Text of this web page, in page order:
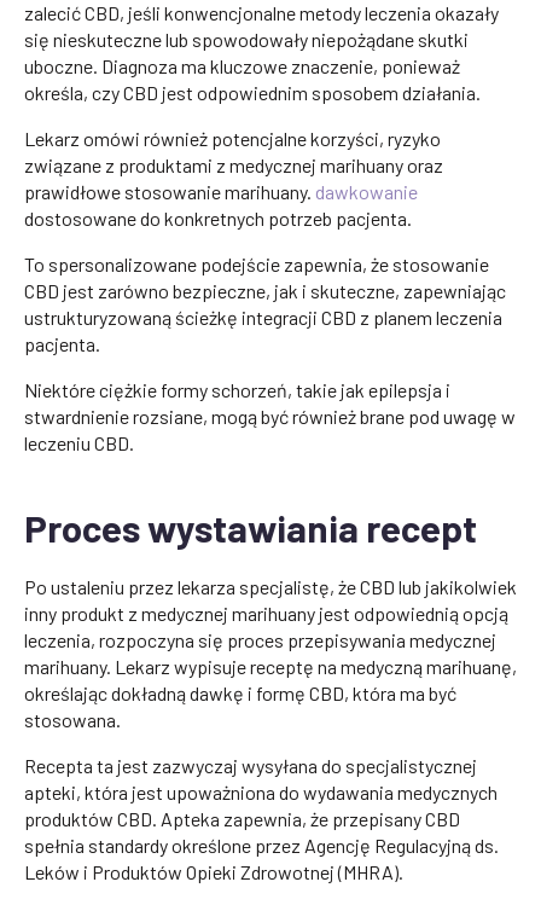
zalecić CBD, jeśli konwencjonalne metody leczenia okazały
się nieskuteczne lub spowodowały niepożądane skutki
uboczne. Diagnoza ma kluczowe znaczenie, ponieważ
określa, czy CBD jest odpowiednim sposobem działania.
Lekarz omówi również potencjalne korzyści, ryzyko
związane z produktami z medycznej marihuany oraz
prawidłowe stosowanie marihuany. dawkowanie
dostosowane do konkretnych potrzeb pacjenta.
To spersonalizowane podejście zapewnia, że stosowanie
CBD jest zarówno bezpieczne, jak i skuteczne, zapewniając
ustrukturyzowaną ścieżkę integracji CBD z planem leczenia
pacjenta.
Niektóre ciężkie formy schorzeń, takie jak epilepsja i
stwardnienie rozsiane, mogą być również brane pod uwagę w
leczeniu CBD.
Proces wystawiania recept
Po ustaleniu przez lekarza specjalistę, że CBD lub jakikolwiek
inny produkt z medycznej marihuany jest odpowiednią opcją
leczenia, rozpoczyna się proces przepisywania medycznej
marihuany. Lekarz wypisuje receptę na medyczną marihuanę,
określając dokładną dawkę i formę CBD, która ma być
stosowana.
Recepta ta jest zazwyczaj wysyłana do specjalistycznej
apteki, która jest upoważniona do wydawania medycznych
produktów CBD. Apteka zapewnia, że przepisany CBD
spełnia standardy określone przez Agencję Regulacyjną ds.
Leków i Produktów Opieki Zdrowotnej (MHRA).